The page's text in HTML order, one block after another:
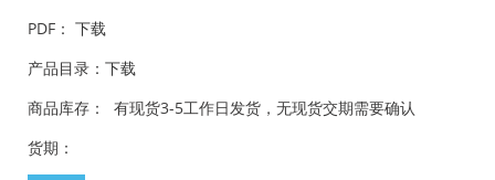
PDF： 下载
产品目录： 下载
商品库存： 有现货3-5工作日发货，无现货交期需要确认
货期：